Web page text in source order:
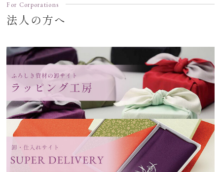
For Corporations
法人の方へ